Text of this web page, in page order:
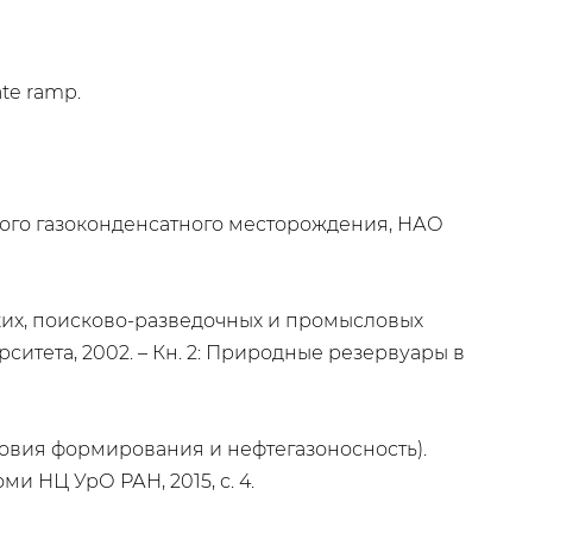
ramp.
газоконденсатного месторождения, НАО
поисково-разведочных и промысловых
2002. – Кн. 2: Природные резервуары в
формирования и нефтегазоносность).
НЦ УрО РАН, 2015, с. 4.